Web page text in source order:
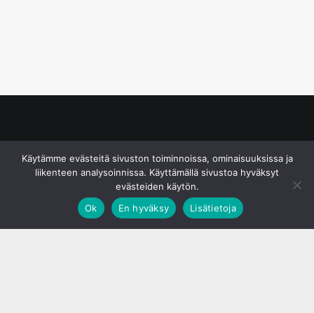
Käytämme evästeitä sivuston toiminnoissa, ominaisuuksissa ja
liikenteen analysoinnissa. Käyttämällä sivustoa hyväksyt
evästeiden käytön.
Ok
En hyväksy Lisätietoja